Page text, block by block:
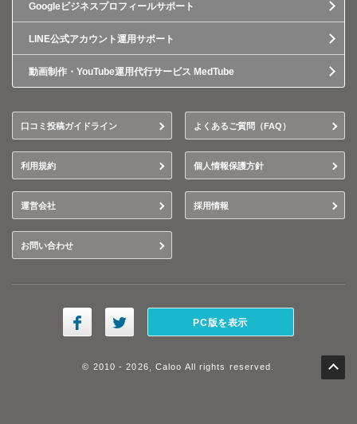
Googleビジネスプロフィールサポート
LINE公式アカウント運用サポート
動画制作・YouTube運用代行サービス MedTube
口コミ投稿ガイドライン よくあるご質問（FAQ）
利用規約 個人情報保護方針
運営会社 採用情報
お問い合わせ
PC版を表示
© 2010 - 2026, Caloo All rights reserved.